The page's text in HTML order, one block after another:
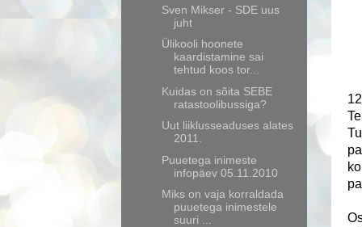
Sven Mikser - SDE uus
juht
Ülikooli hoonete
kaardistamine sai
tehtud koos tor...
Kuidas on sõita SEBE
ratastoolibussiga?
Uut liiklusseaduses alates
2011.
Puuetega inimeste
infopäev 05.11.2010
Miks on vaja korraldada
puuetega inimestele
suuri ...